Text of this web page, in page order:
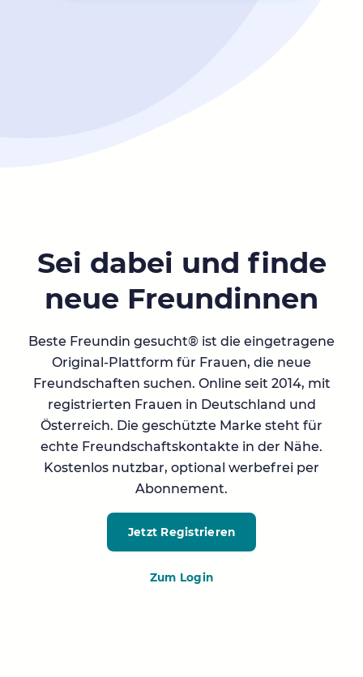
Sei dabei und finde
neue Freundinnen
Beste Freundin gesucht® ist die eingetragene
Original-Plattform für Frauen, die neue
Freundschaften suchen. Online seit 2014, mit
registrierten Frauen in Deutschland und
Österreich. Die geschützte Marke steht für
echte Freundschaftskontakte in der Nähe.
Kostenlos nutzbar, optional werbefrei per
Abonnement.
Jetzt Registrieren
Zum Login